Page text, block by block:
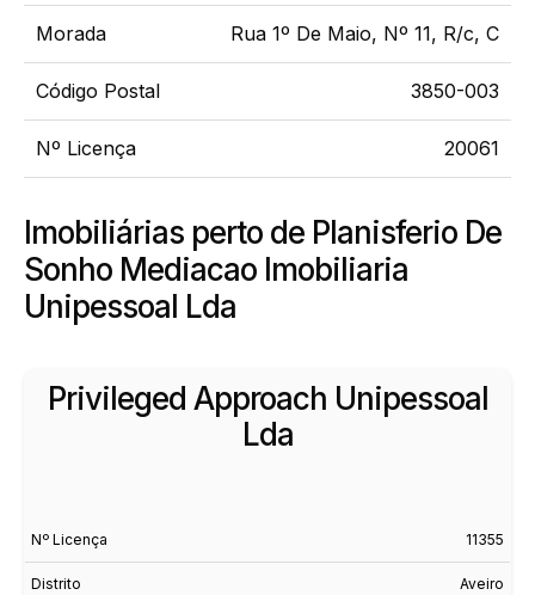
Morada Rua 1º De Maio, Nº 11, R/c, C
Código Postal 3850-003
Nº Licença 20061
Imobiliárias perto de Planisferio De
Sonho Mediacao Imobiliaria
Unipessoal Lda
Privileged Approach Unipessoal
Lda
Nº Licença 11355
Distrito Aveiro